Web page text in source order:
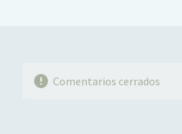
Comentarios cerrados